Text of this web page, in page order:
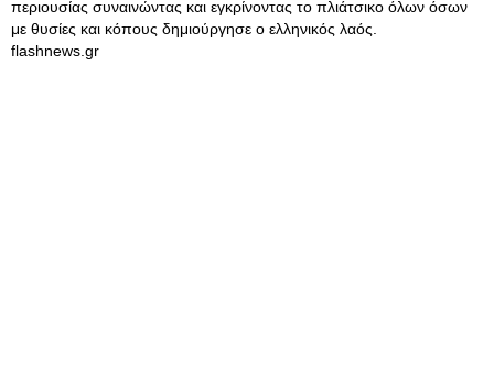
περιουσίας συναινώντας και εγκρίνοντας το πλιάτσικο όλων όσων
με θυσίες και κόπους δημιούργησε ο ελληνικός λαός.
flashnews.gr